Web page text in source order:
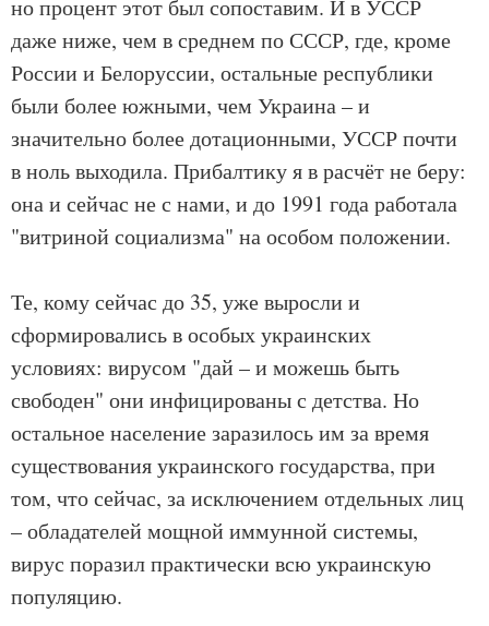
но процент этот был сопоставим. И в УССР
даже ниже, чем в среднем по СССР, где, кроме
России и Белоруссии, остальные республики
были более южными, чем Украина – и
значительно более дотационными, УССР почти
в ноль выходила. Прибалтику я в расчёт не беру:
она и сейчас не с нами, и до 1991 года работала
"витриной социализма" на особом положении.
Те, кому сейчас до 35, уже выросли и
сформировались в особых украинских
условиях: вирусом "дай – и можешь быть
свободен" они инфицированы с детства. Но
остальное население заразилось им за время
существования украинского государства, при
том, что сейчас, за исключением отдельных лиц
– обладателей мощной иммунной системы,
вирус поразил практически всю украинскую
популяцию.